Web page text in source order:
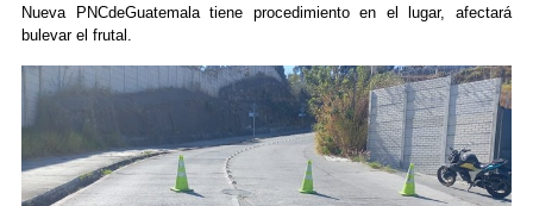
Nueva PNCdeGuatemalatiene procedimiento en el lugar, afectará
bulevar el frutal.